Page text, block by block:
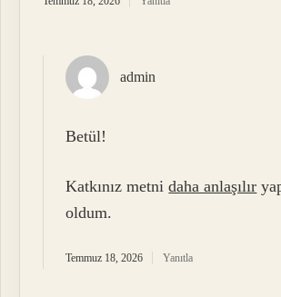
admin
Betül!
Katkınız metnidaha anlaşılır
oldum.
Temmuz 18, 2026 Yanıtla